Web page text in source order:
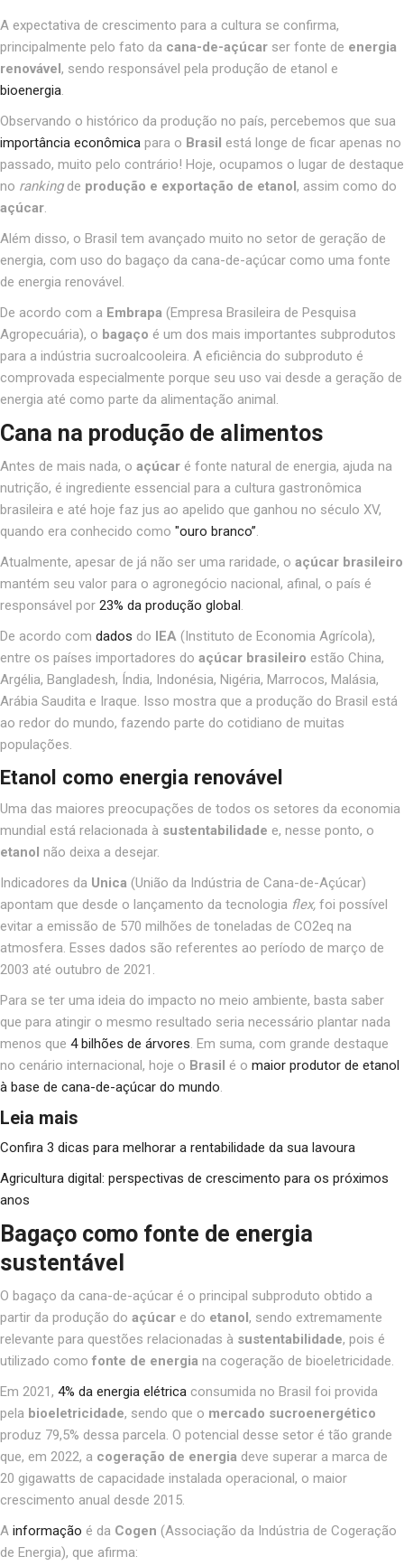
A expectativa de crescimento para a cultura se confirma,
principalmente pelo fato da cana-de-açúcar ser fonte de energia
renovável, sendo responsável pela produção de etanol e
bioenergia.
Observando o histórico da produção no país, percebemos que sua
importância econômica para o Brasil está longe de ficar apenas no
passado, muito pelo contrário! Hoje, ocupamos o lugar de destaque
no rankingde produção e exportação de etanol, assim como do
açúcar.
Além disso, o Brasil tem avançado muito no setor de geração de
energia, com uso do bagaço da cana-de-açúcar como uma fonte
de energia renovável.
De acordo com a Embrapa (Empresa Brasileira de Pesquisa
Agropecuária), o bagaço é um dos mais importantes subprodutos
para a indústria sucroalcooleira. A eficiência do subproduto é
comprovada especialmente porque seu uso vai desde a geração de
energia até como parte da alimentação animal.
Cana na produção de alimentos
Antes de mais nada, o açúcar é fonte natural de energia, ajuda na
nutrição, é ingrediente essencial para a cultura gastronômica
brasileira e até hoje faz jus ao apelido que ganhou no século XV,
quando era conhecido como "ouro branco”.
Atualmente, apesar de já não ser uma raridade, o açúcar brasileiro
mantém seu valor para o agronegócio nacional, afinal, o país é
responsável por 23% da produção global.
De acordo com dados do IEA (Instituto de Economia Agrícola),
entre os países importadores do açúcar brasileiro estão China,
Argélia, Bangladesh, Índia, Indonésia, Nigéria, Marrocos, Malásia,
Arábia Saudita e Iraque. Isso mostra que a produção do Brasil está
ao redor do mundo, fazendo parte do cotidiano de muitas
populações.
Etanol como energia renovável
Uma das maiores preocupações de todos os setores da economia
mundial está relacionada à sustentabilidade e, nesse ponto, o
etanol não deixa a desejar.
Indicadores da Unica (União da Indústria de Cana-de-Açúcar)
apontam que desde o lançamento da tecnologia flex, foi possível
evitar a emissão de 570 milhões de toneladas de CO2eq na
atmosfera. Esses dados são referentes ao período de março de
2003 até outubro de 2021.
Para se ter uma ideia do impacto no meio ambiente, basta saber
que para atingir o mesmo resultado seria necessário plantar nada
menos que 4 bilhões de árvores. Em suma, com grande destaque
no cenário internacional, hoje o Brasil é o maior produtor de etanol
à base de cana-de-açúcar do mundo.
Leia mais
Confira 3 dicas para melhorar a rentabilidade da sua lavoura
Agricultura digital: perspectivas de crescimento para os próximos
anos
Bagaço como fonte de energia
sustentável
O bagaço da cana-de-açúcar é o principal subproduto obtido a
partir da produção do açúcar e do etanol, sendo extremamente
relevante para questões relacionadas à sustentabilidade, pois é
utilizado como fonte de energia na cogeração de bioeletricidade.
Em 2021, 4% da energia elétrica consumida no Brasil foi provida
pela bioeletricidade, sendo que o mercado sucroenergético
produz 79,5% dessa parcela. O potencial desse setor é tão grande
que, em 2022, a cogeração de energia deve superar a marca de
20 gigawatts de capacidade instalada operacional, o maior
crescimento anual desde 2015.
A informação é da Cogen (Associação da Indústria de Cogeração
de Energia), que afirma: